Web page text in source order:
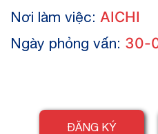
Nơi làm việc: AICHI
Ngày phỏng vấn: 30-
ĐĂNG KÝ